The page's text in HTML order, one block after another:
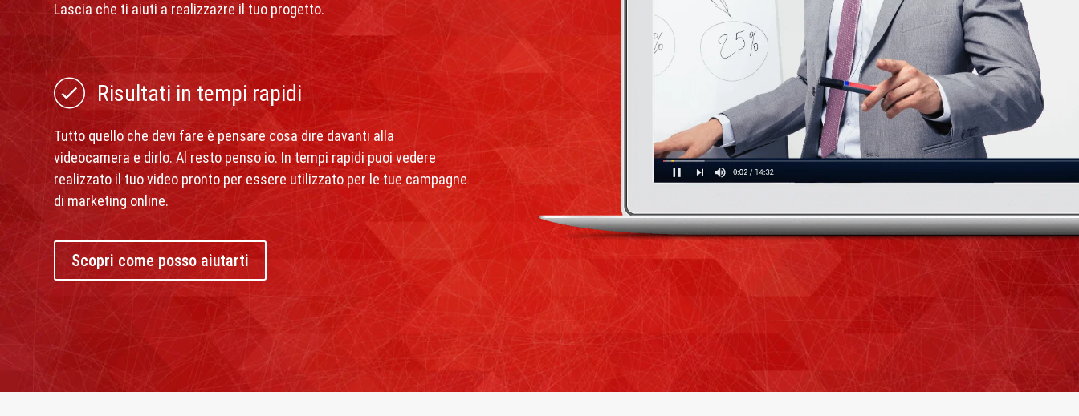
Lascia che ti aiuti a realizzazre il tuo progetto.
Risultati in tempi rapidi
Tutto quello che devi fare è pensare cosa dire davanti alla
videocamera e dirlo. Al resto penso io. In tempi rapidi puoi vedere
realizzato il tuo video pronto per essere utilizzato per le tue campagne
di marketing online.
Scopri come posso aiutarti